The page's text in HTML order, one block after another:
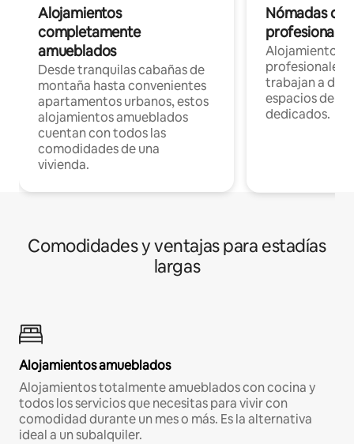
Alojamientos
completamente
amueblados
Desde tranquilas cabañas de
montaña hasta convenientes
apartamentos urbanos, estos
alojamientos amueblados
cuentan con todos las
comodidades de una
vivienda.
Nómadas
Alojamientos
profesionales
trabajan a
espacios de
dedicados.
Comodidades y ventajas para estadías
largas
Alojamientos amueblados
Alojamientos totalmente amueblados con cocina y
todos los servicios que necesitas para vivir con
comodidad durante un mes o más. Es la alternativa
ideal a un subalquiler.